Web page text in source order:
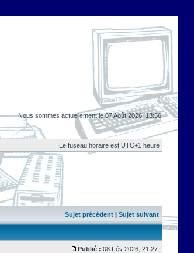
Nous sommes actuellement le 07 Août 2026, 13:56
Le fuseau horaire est UTC+1 heure
Sujet précédent | Sujet suivant
Publié : 08 Fév 2026, 21:27